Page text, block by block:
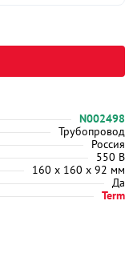
N002498
Трубопровод
Россия
550 В
160 х 160 х 92 мм
Да
Term